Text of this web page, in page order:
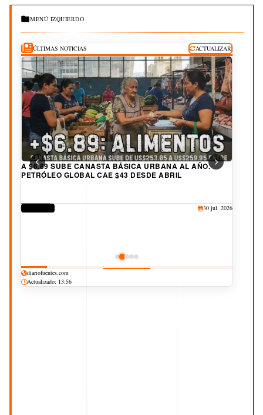
MENÚ IZQUIERDO
ÚLTIMAS NOTICIAS ACTUALIZAR
A $6.89 SUBE CANASTA BÁSICA URBANA AL AÑO.
PETRÓLEO GLOBAL CAE $43 DESDE ABRIL
DERECHOS
30 jul. 2026
diariofuentes.com
Actualizado: 13:56